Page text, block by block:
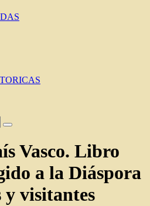
Vasco. Libro
a la Diáspora
visitantes